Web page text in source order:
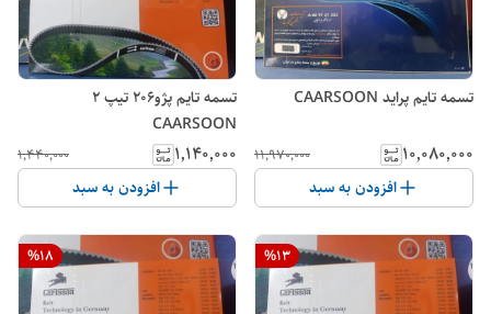
تسمه تایم پراید CAARSOON
۱۰٬۰۸۰٬۰۰۰ ۱۱٬۹۷۰٬۰۰۰
افزودن به سبد
تسمه تایم پژو206 تیپ 2
CAARSOON
۱٬۱۴۰٬۰۰۰ ۱٬۴۴۰٬۰۰۰
افزودن به سبد
%13
%18